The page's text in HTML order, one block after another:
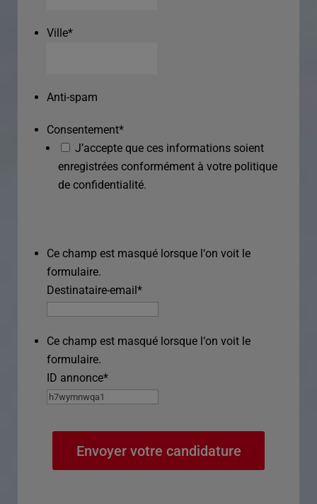
Ville*
Anti-spam
Consentement*
J’accepte que ces informations soient
enregistrées conformément à votre politique
de confidentialité.
Ce champ est masqué lorsque l‘on voit le
formulaire.
Destinataire-email*
Ce champ est masqué lorsque l‘on voit le
formulaire.
ID annonce*